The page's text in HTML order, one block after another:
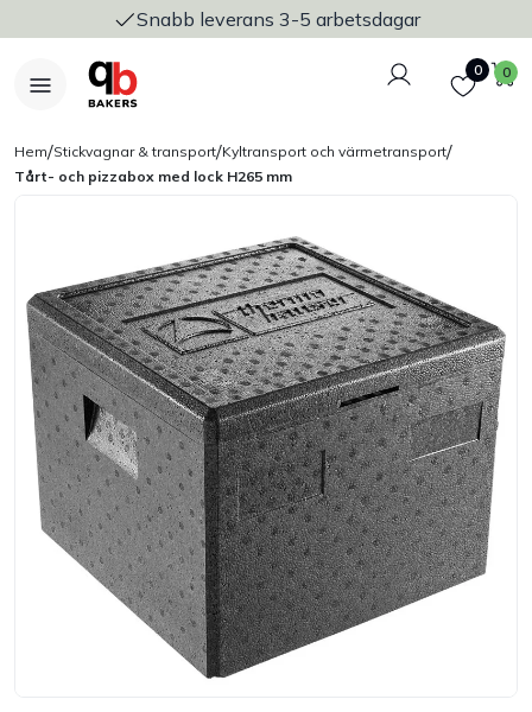
Snabb leverans 3-5 arbetsdagar
Logga in
Favoriter
0 0
Bakers Pureline
Bageriplåtar & bakformar
Stickvagnar & transport
Utensilier
Bord
Råvaruhantering & lagring
Hem/Stickvagnar & transport/Kyltransport och värmetransport/
Tårt- och pizzabox med lock H265 mm